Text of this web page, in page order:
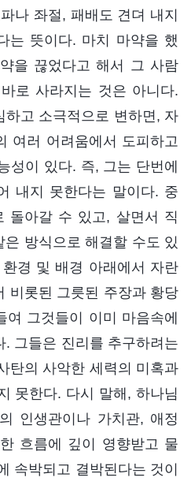
나 좌절, 패배도 견뎌 내지
는 뜻이다. 마치 마약을 했
을 끊었다고 해서 그 사람
로 사라지는 것은 아니다.
하고 소극적으로 변하면, 자
여러 어려움에서 도피하고
성이 있다. 즉, 그는 단번에
내지 못한다는 말이다. 중
돌아갈 수 있고, 살면서 직
방식으로 해결할 수도 있
경 및 배경 아래에서 자란
비롯된 그릇된 주장과 황당
여 그것들이 이미 마음속에
. 그들은 진리를 추구하려는
탄의 사악한 세력의 미혹과
못한다. 다시 말해, 하나님
인생관이나 가치관, 애정
흐름에 깊이 영향받고 물
속박되고 결박된다는 것이